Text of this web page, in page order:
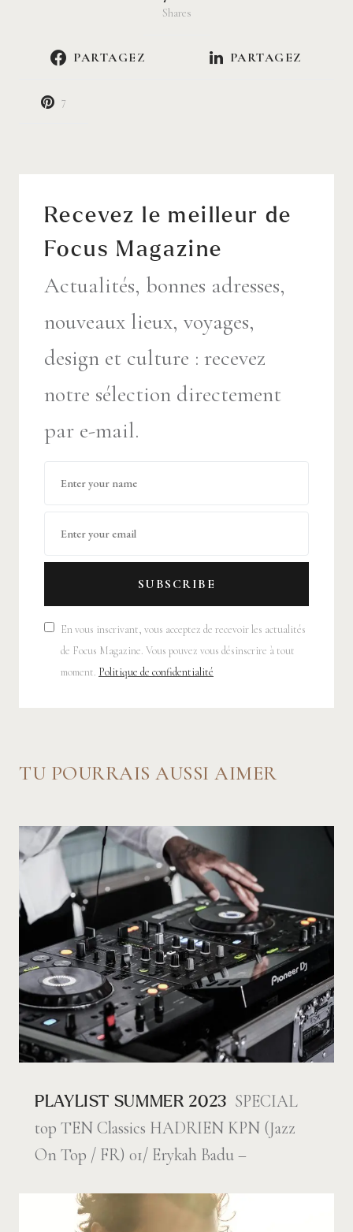
Shares
PARTAGEZ PARTAGEZ
7
Recevez le meilleur de
Focus Magazine
Actualités, bonnes adresses,
nouveaux lieux, voyages,
design et culture : recevez
notre sélection directement
par e-mail.
SUBSCRIBE
En vous inscrivant, vous acceptez de recevoir les actualités
de Focus Magazine. Vous pouvez vous désinscrire à tout
moment. Politique de confidentialité
TU POURRAIS AUSSI AIMER
PLAYLIST SUMMER 2023 SPECIAL
top TEN Classics HADRIEN KPN (Jazz
On Top / FR) 01/ Erykah Badu –